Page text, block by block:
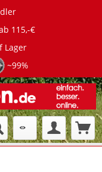
115,-€
Lager
~99%